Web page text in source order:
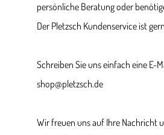
persönliche Beratung oder
Der Pletzsch Kundenservice ist
Schreiben Sie uns einfach eine E-
shop@pletzsch.de
Wir freuen uns auf Ihre Nachricht